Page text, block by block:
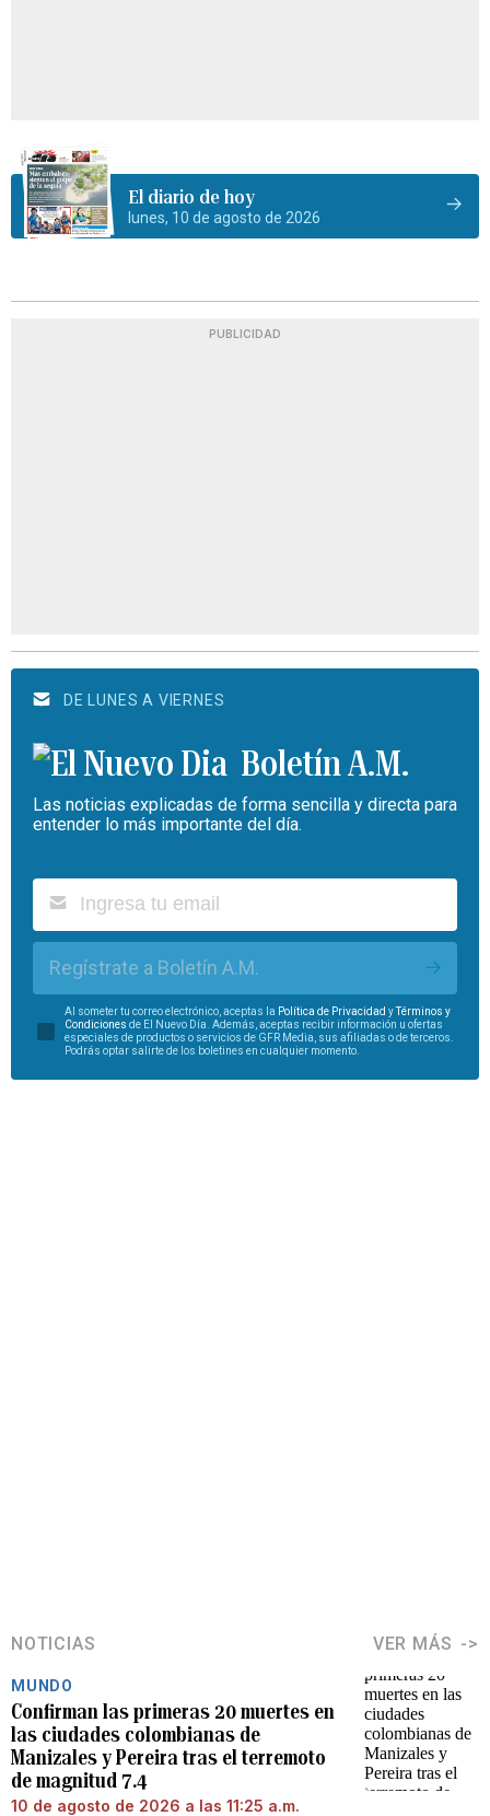
El diario de hoy
lunes, 10 de agosto de 2026
PUBLICIDAD
DE LUNES A VIERNES
Boletín A.M.
Las noticias explicadas de forma sencilla y directa para
entender lo más importante del día.
Regístrate a Boletín A.M.
Al someter tu correo electrónico, aceptas la Política de Privacidad yTérminos y
Condiciones de El Nuevo Día. Además, aceptas recibir información u ofertas
especiales de productos o servicios de GFR Media, sus afiliadas o de terceros.
Podrás optar salirte de los boletines en cualquier momento.
NOTICIAS VER MÁS
MUNDO
Confirman las primeras 20 muertes en
las ciudades colombianas de
Manizales y Pereira tras el terremoto
de magnitud 7.4
10 de agosto de 2026 a las 11:25 a.m.